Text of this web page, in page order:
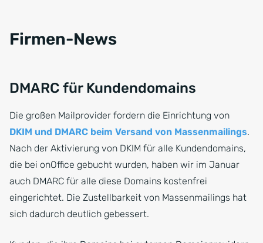
Firmen-News
DMARC für Kundendomains
Die großen Mailprovider fordern die Einrichtung von
DKIM und DMARC beim Versand von Massenmailings.
Nach der Aktivierung von DKIM für alle Kundendomains,
die bei onOffice gebucht wurden, haben wir im Januar
auch DMARC für alle diese Domains kostenfrei
eingerichtet. Die Zustellbarkeit von Massenmailings hat
sich dadurch deutlich gebessert.